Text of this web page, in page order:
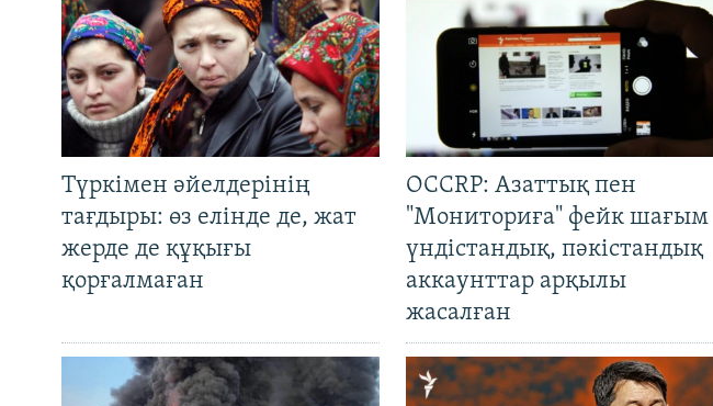
Түркімен әйелдерінің
тағдыры: өз елінде де, жат
жерде де құқығы
қорғалмаған
OCCRP: Азаттық пен
"Мониториға" фейк шағым
үндістандық, пәкістандық
аккаунттар арқылы
жасалған